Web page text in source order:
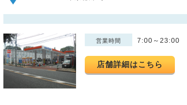
営業時間 7:00～23:00
店舗詳細はこちら